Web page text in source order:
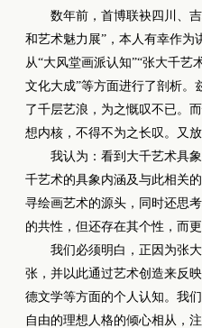
数年前，首博联袂四川、吉
和艺术魅力展”，本人有幸作为
从“大风堂画派认知”“张大千艺
文化大成”等方面进行了剖析。
了千层艺浪，为之慨叹不已。
想内核，不得不为之长叹。又
我认为：看到大千艺术具象
千艺术的具象内涵及与此相关
寻绘画艺术的源头，同时还思
的共性，但还存在其个性，而
我们必须明白，正因为张大
张，并以此通过艺术创造来反
德文学等方面的个人认知。我
自由的理想人格的倾心相从，